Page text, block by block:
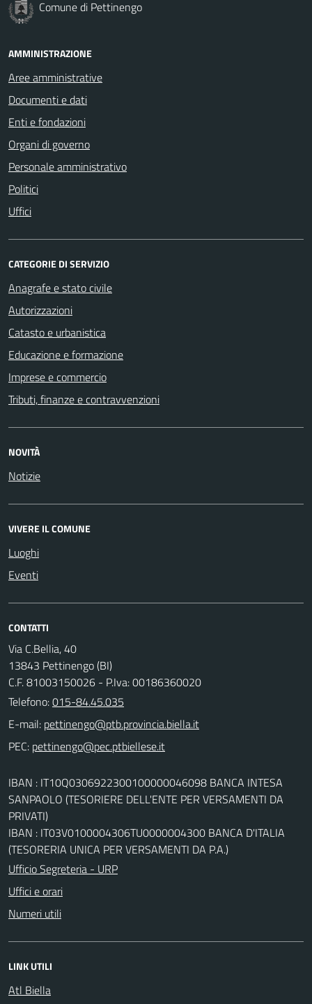
Comune di Pettinengo
AMMINISTRAZIONE
Aree amministrative
Documenti e dati
Enti e fondazioni
Organi di governo
Personale amministrativo
Politici
Uffici
CATEGORIE DI SERVIZIO
Anagrafe e stato civile
Autorizzazioni
Catasto e urbanistica
Educazione e formazione
Imprese e commercio
Tributi, finanze e contravvenzioni
NOVITÀ
Notizie
VIVERE IL COMUNE
Luoghi
Eventi
CONTATTI
Via C.Bellia, 40
13843 Pettinengo (BI)
C.F. 81003150026 - P.Iva: 00186360020
Telefono:015-84.45.035
E-mail:
PEC:
IBAN : IT10Q0306922300100000046098 BANCA INTESA
SANPAOLO (TESORIERE DELL'ENTE PER VERSAMENTI DA
PRIVATI)
IBAN : IT03V0100004306TU0000004300 BANCA D'ITALIA
(TESORERIA UNICA PER VERSAMENTI DA P.A.)
Ufficio Segreteria - URP
Uffici e orari
Numeri utili
LINK UTILI
Atl Biella